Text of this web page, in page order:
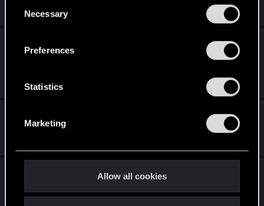
and tweak your preferences regarding them in the
Necessary
Preferences
Statistics
Marketing
Allow all cookies
May 10, 2018
ТОП-100
Mar 5, 2018
Feb 22, 2018
Посушим немножечко (милл-колода на